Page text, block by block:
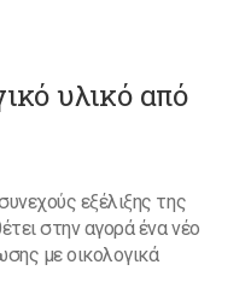
υλικό από
εξέλιξης της
στην αγορά ένα νέο
με οικολογικά